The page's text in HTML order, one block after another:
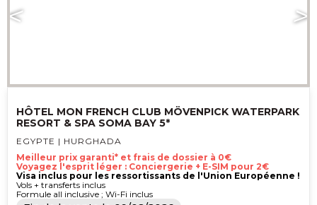
HÔTEL MON FRENCH CLUB MÖVENPICK WATERPARK
RESORT & SPA SOMA BAY 5*
EGYPTE | HURGHADA
Meilleur prix garanti* et frais de dossier à 0€
Voyagez l'esprit léger : Conciergerie + E-SIM pour 2€
Visa inclus pour les ressortissants de l'Union Européenne !
Vols + transferts inclus
Formule all inclusive ; Wi-Fi inclus